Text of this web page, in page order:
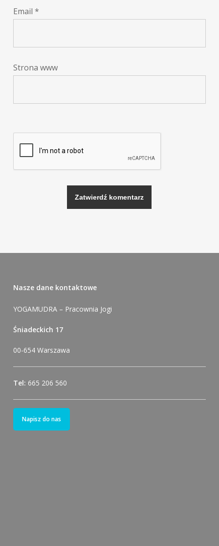
Email *
Strona www
Nasze dane kontaktowe
YOGAMUDRA – Pracownia Jogi
Śniadeckich 17
00-654 Warszawa
Tel: 665 206 560
Napisz do nas